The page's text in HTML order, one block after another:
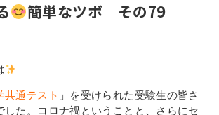
簡単なツボ その79
共通テスト 」
を受けられた受験生の皆さ
した。コロナ禍ということと、さらにセ